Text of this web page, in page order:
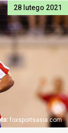
28 lutego 2021
foxsportsasia.com